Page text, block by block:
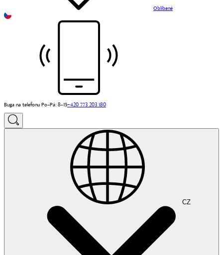
Oblíbené
Buga na telefonu Po–Pá: 8–15+420 773 203 180
CZ